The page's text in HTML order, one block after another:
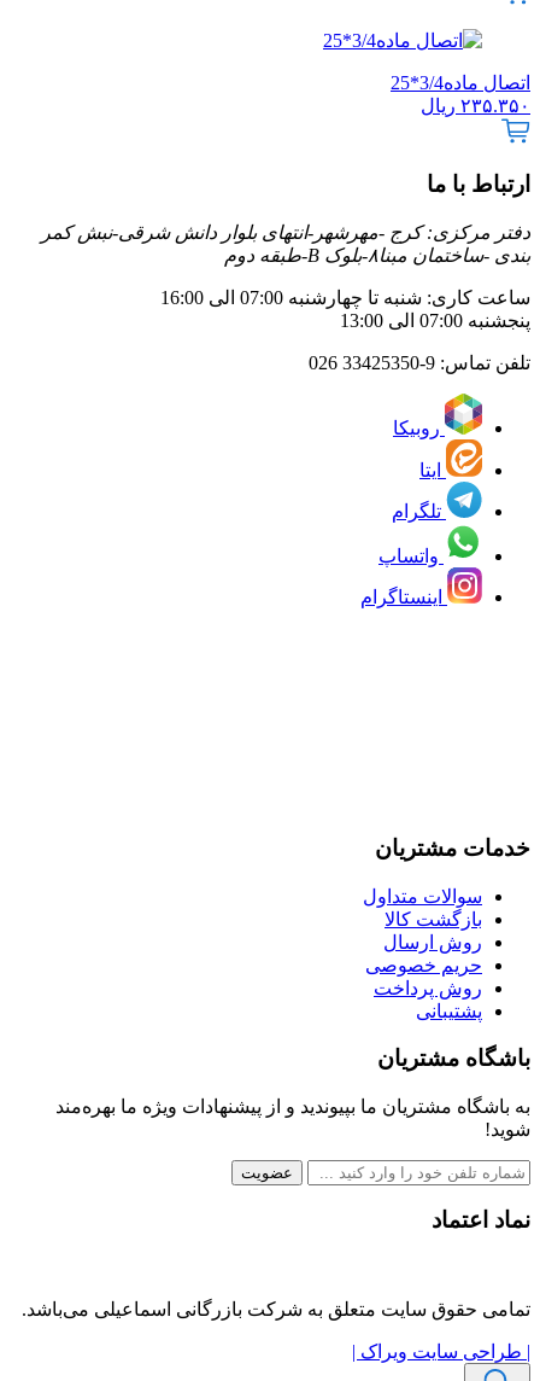
اتصال ماده3/4*25
۲۳۵.۳۵۰ ریال
ارتباط با ما
دفتر مرکزی: کرج -مهرشهر-انتهای بلوار دانش شرقی-نبش کمر
بندی -ساختمان مبنا۸-بلوک B-طبقه دوم
ساعت کاری: شنبه تا چهارشنبه 07:00 الی 16:00
پنجشنبه 07:00 الی 13:00
تلفن تماس: 33425350-9 026
روبیکا
ایتا
تلگرام
واتساپ
اینستاگرام
خدمات مشتریان
سوالات متداول
بازگشت کالا
روش ارسال
حریم خصوصی
روش پرداخت
پشتیبانی
باشگاه مشتریان
به باشگاه مشتریان ما بپیوندید و از پیشنهادات ویژه ما بهره‌مند
شوید!
عضویت
نماد اعتماد
تمامی حقوق سایت متعلق به شرکت بازرگانی اسماعیلی می‌باشد.
| طراحی سایت ویراک |